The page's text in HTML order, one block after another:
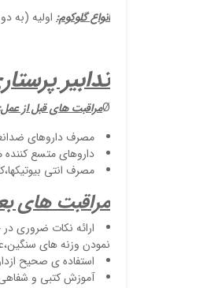
انواع گلوکوم: اولیه (به
تدابیر
Øمراقبت های قبل از
مصرف داروهای
داروهای متسع کننده مردمک:هر 10 دقیقه تا 4
مصرف انتی
مراقبت های
ارائه نکات ضروری
نمودن وزنه های
استفاده ی صحیح
آموزش کتبی و شفاهی